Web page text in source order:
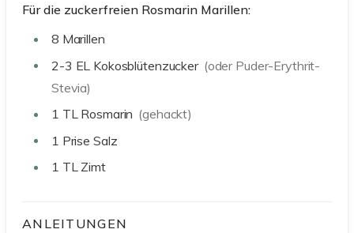
Für die zuckerfreien Rosmarin Marillen:
8 Marillen
2-3 EL Kokosblütenzucker (oder Puder-Erythrit-
Stevia)
1 TL Rosmarin (gehackt)
1 Prise Salz
1 TL Zimt
ANLEITUNGEN